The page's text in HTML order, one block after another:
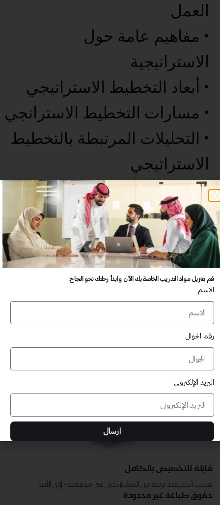
العمل
• مفاهيم عامة حول
الاستراتيجية
• أبعاد التخطيط الاستراتيجي
• مسارات التخطيط الاستراتجي
• التحليلات المرتبطة بالتخطيط
الاستراتيجي
• الخاتمة
عدد غير محدود من المستخدمين
تدريب أكبر عدد تريده من المشاركين في موقعك - ​​إلى الأبد!
لا توجد رسوم تجديد سنوية
تدريب أكبر عدد تريده من المشاركين في موقعك - ​​إلى الأبد!
قابلة للتخصيص بالكامل
تدريب أكبر عدد تريده من المشاركين في موقعك - ​​إلى الأبد!
حقوق طباعة غير محدودة
قم بتنزيل مواد التدريب الخاصة بك الآن وابدأ رحلتك نحو النجاح.
الاسم
رقم الجوال
البريد الإلكتروني
ارسال